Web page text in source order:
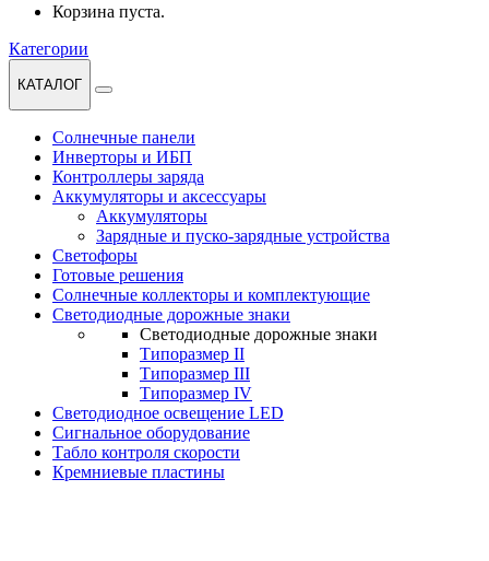
Корзина пуста.
Категории
КАТАЛОГ
Солнечные панели
Инверторы и ИБП
Контроллеры заряда
Аккумуляторы и аксессуары
Аккумуляторы
Зарядные и пуско-зарядные устройства
Светофоры
Готовые решения
Солнечные коллекторы и комплектующие
Светодиодные дорожные знаки
Светодиодные дорожные знаки
Типоразмер II
Типоразмер III
Типоразмер IV
Светодиодное освещение LED
Сигнальное оборудование
Табло контроля скорости
Кремниевые пластины